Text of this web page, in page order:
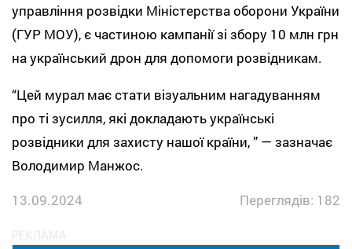
управління розвідки Міністерства оборони України
(ГУР МОУ), є частиною кампанії зі збору 10 млн грн
на український дрон для допомоги розвідникам.
“Цей мурал має стати візуальним нагадуванням
про ті зусилля, які докладають українські
розвідники для захисту нашої країни, ” — зазначає
Володимир Манжос.
13.09.2024
Переглядів: 182